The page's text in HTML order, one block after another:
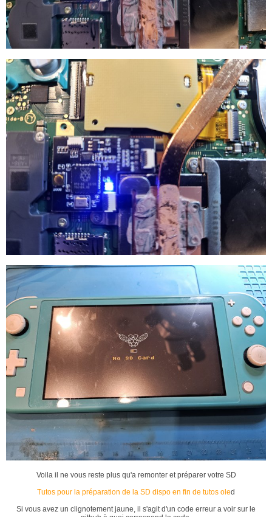
Voila il ne vous reste plus qu'a remonter et préparer votre SD
Tutos pour la préparation de la SD dispo en fin de tutos oled
Si vous avez un clignotement jaune, il s'agit d'un code erreur a voir sur le